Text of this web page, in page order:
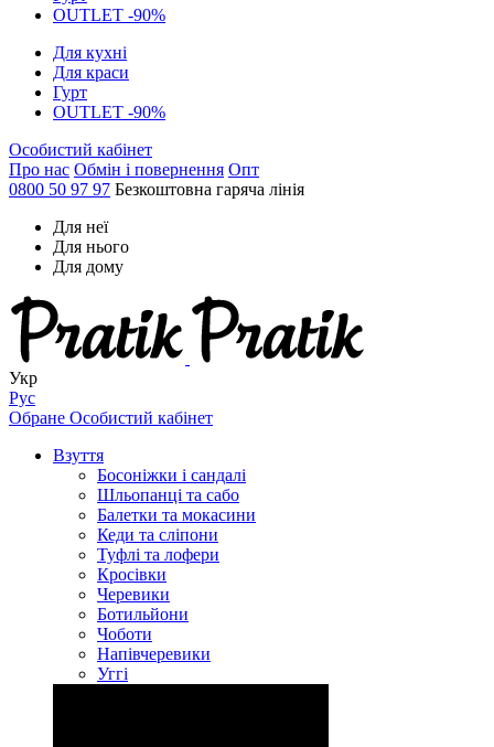
OUTLET -90%
Для кухні
Для краси
Гурт
OUTLET -90%
Особистий кабінет
Про нас Обмін і повернення Опт
0800 50 97 97 Безкоштовна гаряча лінія
Для неї
Для нього
Для дому
Укр
Рус
Обране Особистий кабінет
Взуття
Босоніжки і сандалі
Шльопанці та сабо
Балетки та мокасини
Кеди та сліпони
Туфлі та лофери
Кросівки
Черевики
Ботильйони
Чоботи
Напівчеревики
Уггі